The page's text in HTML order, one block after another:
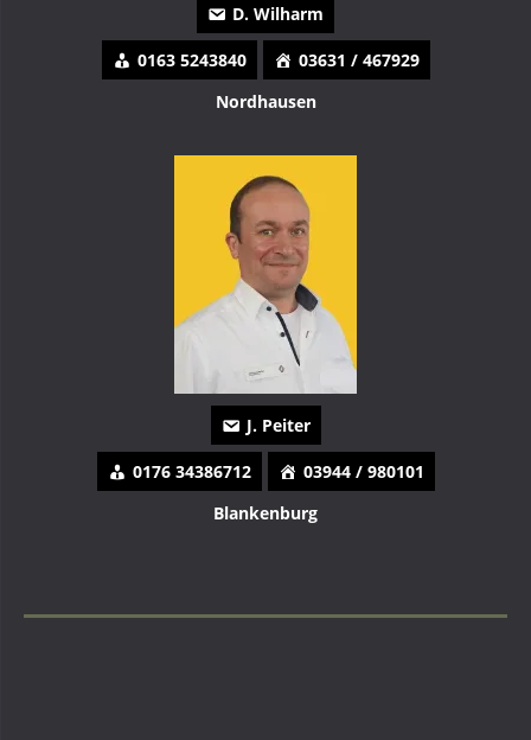
D. Wilharm
0163 5243840 03631 / 467929
Nordhausen
J. Peiter
0176 34386712 03944 / 980101
Blankenburg